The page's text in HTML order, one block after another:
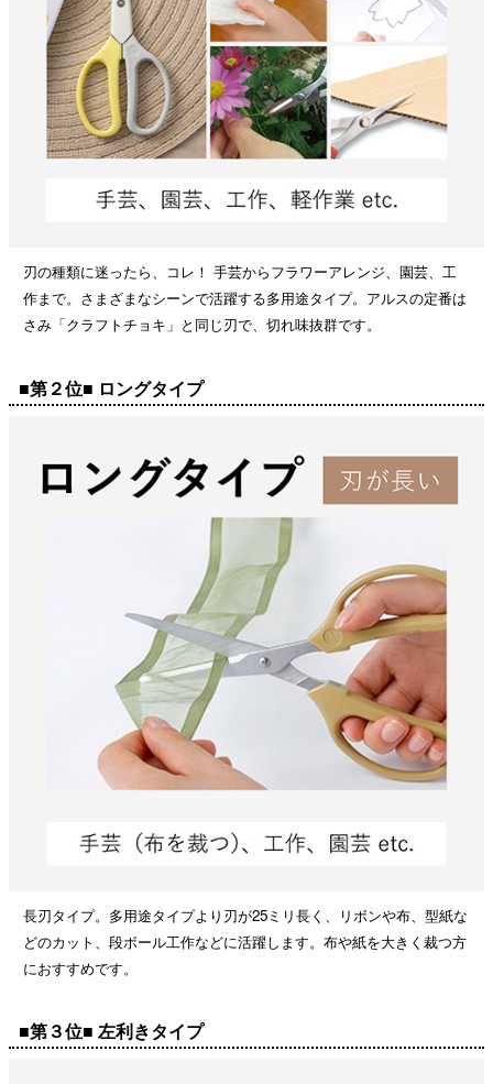
刃の種類に迷ったら、コレ！ 手芸からフラワーアレンジ、園芸、工
作まで。さまざまなシーンで活躍する多用途タイプ。アルスの定番は
さみ「クラフトチョキ」と同じ刃で、切れ味抜群です。
■第２位■ ロングタイプ
長刃タイプ。多用途タイプより刃が25ミリ長く、リボンや布、型紙な
どのカット、段ボール工作などに活躍します。布や紙を大きく裁つ方
におすすめです。
■第３位■ 左利きタイプ